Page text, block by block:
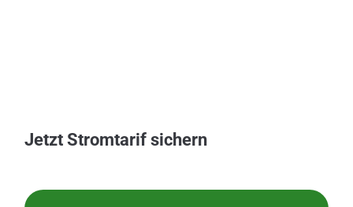
Jetzt Stromtarif sichern